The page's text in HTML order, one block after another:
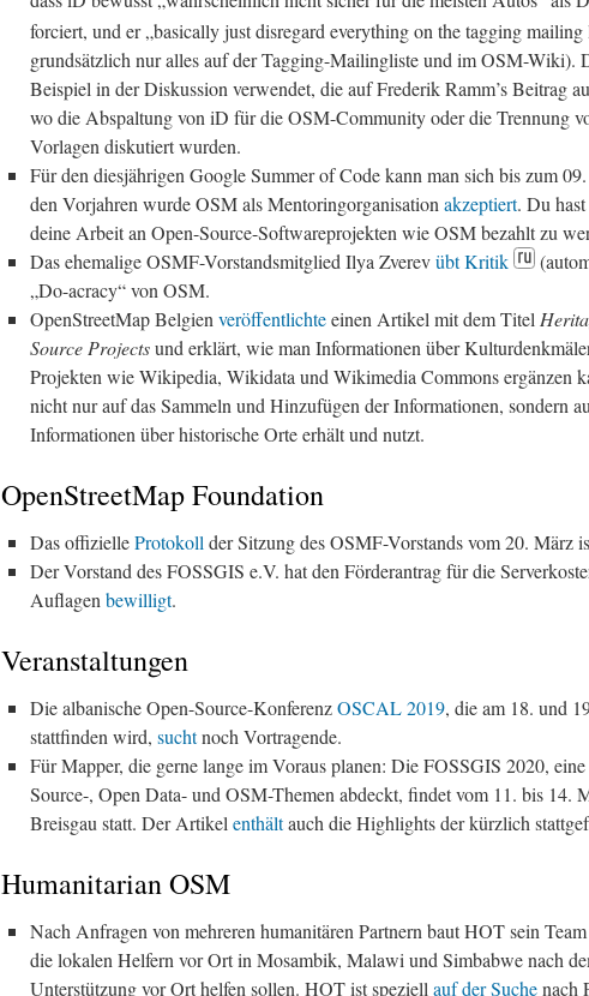
forciert, und er „basically just disregard everything on the tagging
grundsätzlich nur alles auf der Tagging-Mailingliste und im OSM-Wiki).
Beispiel in der Diskussion verwendet, die auf Frederik Ramm’s Beitrag
wo die Abspaltung von iD für die OSM-Community oder die Trennung
Vorlagen diskutiert wurden.
Für den diesjährigen Google Summer of Code kann man sich bis zum
den Vorjahren wurde OSM als Mentoringorganisation akzeptiert. Du
deine Arbeit an Open-Source-Softwareprojekten wie OSM bezahlt zu
Das ehemalige OSMF-Vorstandsmitglied Ilya Zverevübt Kritik
„Do-acracy“ von OSM.
OpenStreetMap Belgien veröffentlichteeinen Artikel mit dem Titel
Source Projectsund erklärt, wie man Informationen über
Projekten wie Wikipedia, Wikidata und Wikimedia Commons ergänzen
nicht nur auf das Sammeln und Hinzufügen der Informationen, sondern
Informationen über historische Orte erhält und nutzt.
OpenStreetMap Foundation
Das offizielleProtokoll der Sitzung des OSMF-Vorstands vom 20. März
Der Vorstand des FOSSGIS e.V. hat den Förderantrag für die
Auflagen bewilligt.
Veranstaltungen
Die albanische Open-Source-KonferenzOSCAL 2019, die am 18. und
stattfinden wird, suchtnoch Vortragende.
Für Mapper, die gerne lange im Voraus planen: Die FOSSGIS 2020,
Source-, Open Data- und OSM-Themen abdeckt, findet vom 11. bis 14.
Breisgau statt. Der Artikel enthältauch die Highlights der kürzlich
Humanitarian OSM
Nach Anfragen von mehreren humanitären Partnern baut HOT sein
die lokalen Helfern vor Ort in Mosambik, Malawi und Simbabwe nach
Unterstützung vor Ort helfen sollen. HOT ist speziell auf der Suchenach